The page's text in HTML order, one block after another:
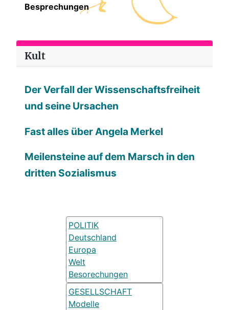
Besprechungen
Kult
Der Verfall der Wissenschaftsfreiheit
und seine Ursachen
Fast alles über Angela Merkel
Meilensteine auf dem Marsch in den
dritten Sozialismus
POLITIK
Deutschland
Europa
Welt
Besorechungen
GESELLSCHAFT
Modelle